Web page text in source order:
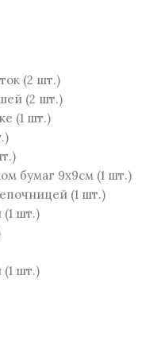
(2 шт.)
(2 шт.)
(1 шт.)
бумаг 9х9см (1 шт.)
(1 шт.)
шт.)
шт.)